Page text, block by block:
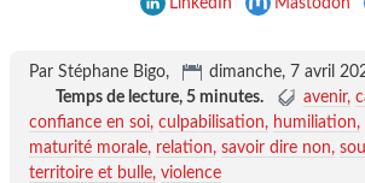
LinkedIn
Mastodon
Par Stéphane Bigo, dimanche, 7 avril
Temps de lecture, 5 minutes. avenir
confiance en soi culpabilisation humiliation
maturité morale relation savoir dire non
territoire et bulle violence